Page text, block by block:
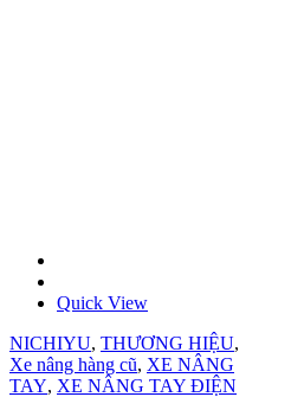
Quick View
NICHIYU, THƯƠNG HIỆU,
Xe nâng hàng cũ, XE NÂNG
TAY, XE NÂNG TAY ĐIỆN